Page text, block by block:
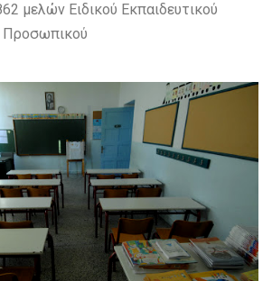
μελών Ειδικού Εκπαιδευτικού
Προσωπικού